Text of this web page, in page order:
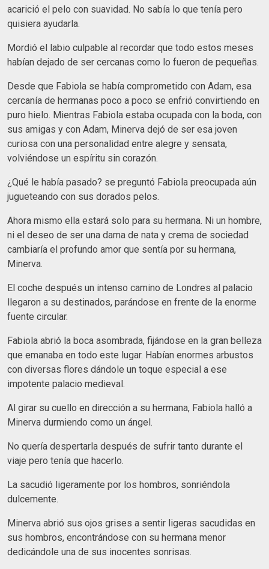
acarició el pelo con suavidad. No sabía lo que tenía pero
quisiera ayudarla.
Mordió el labio culpable al recordar que todo estos meses
habían dejado de ser cercanas como lo fueron de pequeñas.
Desde que Fabiola se había comprometido con Adam, esa
cercanía de hermanas poco a poco se enfrió convirtiendo en
puro hielo. Mientras Fabiola estaba ocupada con la boda, con
sus amigas y con Adam, Minerva dejó de ser esa joven
curiosa con una personalidad entre alegre y sensata,
volviéndose un espíritu sin corazón.
¿Qué le había pasado? se preguntó Fabiola preocupada aún
jugueteando con sus dorados pelos.
Ahora mismo ella estará solo para su hermana. Ni un hombre,
ni el deseo de ser una dama de nata y crema de sociedad
cambiaría el profundo amor que sentía por su hermana,
Minerva.
El coche después un intenso camino de Londres al palacio
llegaron a su destinados, parándose en frente de la enorme
fuente circular.
Fabiola abrió la boca asombrada, fijándose en la gran belleza
que emanaba en todo este lugar. Habían enormes arbustos
con diversas flores dándole un toque especial a ese
impotente palacio medieval.
Al girar su cuello en dirección a su hermana, Fabiola halló a
Minerva durmiendo como un ángel.
No quería despertarla después de sufrir tanto durante el
viaje pero tenía que hacerlo.
La sacudió ligeramente por los hombros, sonriéndola
dulcemente.
Minerva abrió sus ojos grises a sentir ligeras sacudidas en
sus hombros, encontrándose con su hermana menor
dedicándole una de sus inocentes sonrisas.